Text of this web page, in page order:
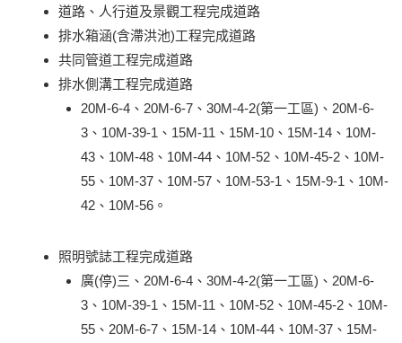
道路、人行道及景觀工程完成道路
排水箱涵(含滯洪池)工程完成道路
共同管道工程完成道路
排水側溝工程完成道路
20M-6-4、20M-6-7、30M-4-2(第一工區)、20M-6-
3、10M-39-1、15M-11、15M-10、15M-14、10M-
43、10M-48、10M-44、10M-52、10M-45-2、10M-
55、10M-37、10M-57、10M-53-1、15M-9-1、10M-
42、10M-56。
照明號誌工程完成道路
廣(停)三、20M-6-4、30M-4-2(第一工區)、20M-6-
3、10M-39-1、15M-11、10M-52、10M-45-2、10M-
55、20M-6-7、15M-14、10M-44、10M-37、15M-